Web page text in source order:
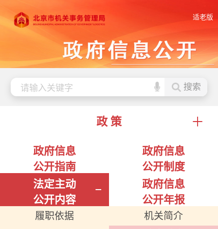
适老版
搜索
政 策
政府信息
公开指南
政府信息
公开制度
法定主动
公开内容
履职依据
机关简介
政府信息
公开年报
北京市机关事务管理局2026年8月至10月政府采购意